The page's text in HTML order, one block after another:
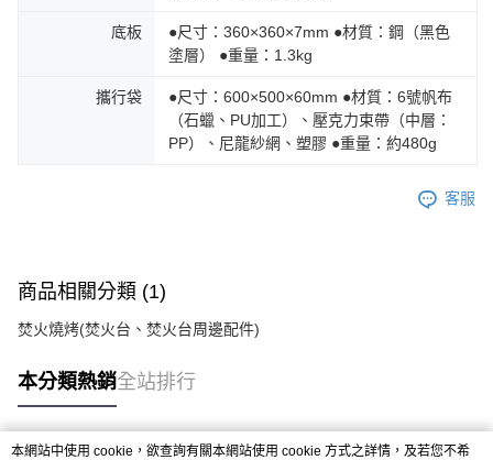
底板
●尺寸：360×360×7mm ●材質：鋼（黑色
塗層） ●重量：1.3kg
攜行袋
●尺寸：600×500×60mm ●材質：6號帆布
（石蠟、PU加工）、壓克力束帶（中層：
PP）、尼龍紗網、塑膠 ●重量：約480g
客服
商品相關分類 (1)
焚火燒烤(焚火台、焚火台周邊配件)
本分類熱銷全站排行
本網站中使用 cookie，欲查詢有關本網站使用 cookie 方式之詳情，及若您不希